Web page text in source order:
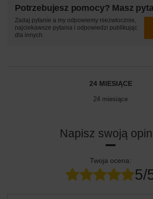
Potrzebujesz pomocy? Masz
Zadaj pytanie a my odpowiemy niezwłocznie,
najciekawsze pytania i odpowiedzi publikując
dla innych.
24 MIESIĄCE
24 miesiące
Napisz swoją
Twoja ocena:
5/